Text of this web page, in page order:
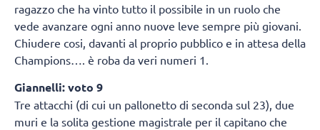
ragazzo che ha vinto tutto il possibile in un ruolo che
vede avanzare ogni anno nuove leve sempre più giovani.
Chiudere cosi, davanti al proprio pubblico e in attesa della
Champions…. è roba da veri numeri 1.
Giannelli: voto 9
Tre attacchi (di cui un pallonetto di seconda sul 23), due
muri e la solita gestione magistrale per il capitano che